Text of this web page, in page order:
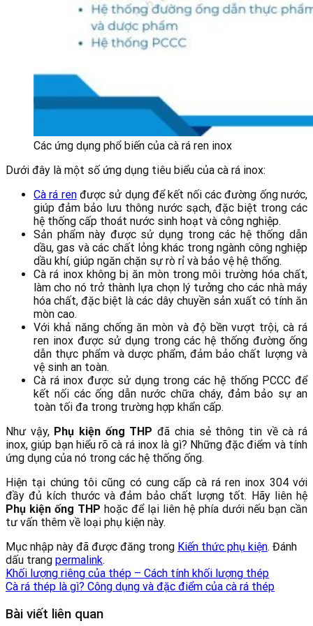
Các ứng dụng phổ biến của cà rá ren inox
Dưới đây là một số ứng dụng tiêu biểu của cà rá inox:
Cà rá renđược sử dụng để kết nối các đường ống nước,
giúp đảm bảo lưu thông nước sạch, đặc biệt trong các
hệ thống cấp thoát nước sinh hoạt và công nghiệp.
Sản phẩm này được sử dụng trong các hệ thống dẫn
dầu, gas và các chất lỏng khác trong ngành công nghiệp
dầu khí, giúp ngăn chặn sự rò rỉ và bảo vệ hệ thống.
Cà rá inox không bị ăn mòn trong môi trường hóa chất,
làm cho nó trở thành lựa chọn lý tưởng cho các nhà máy
hóa chất, đặc biệt là các dây chuyền sản xuất có tính ăn
mòn cao.
Với khả năng chống ăn mòn và độ bền vượt trội, cà rá
ren inox được sử dụng trong các hệ thống đường ống
dẫn thực phẩm và dược phẩm, đảm bảo chất lượng và
vệ sinh an toàn.
Cà rá inox được sử dụng trong các hệ thống PCCC để
kết nối các ống dẫn nước chữa cháy, đảm bảo sự an
toàn tối đa trong trường hợp khẩn cấp.
Như vậy, Phụ kiện ống THP đã chia sẻ thông tin về cà rá
inox, giúp bạn hiểu rõ cà rá inox là gì? Những đặc điểm và tính
ứng dụng của nó trong các hệ thống ống.
Hiện tại chúng tôi cũng có cung cấp cà rá ren inox 304 với
đầy đủ kích thước và đảm bảo chất lượng tốt. Hãy liên hệ
Phụ kiện ống THP hoặc để lại liên hệ phía dưới nếu bạn cần
tư vấn thêm về loại phụ kiện này.
Mục nhập này đã được đăng trong Kiến thức phụ kiện. Đánh
dấu trang permalink.
Khối lượng riêng của thép – Cách tính khối lượng thép
Cà rá thép là gì? Công dụng và đặc điểm của cà rá thép
Bài viết liên quan